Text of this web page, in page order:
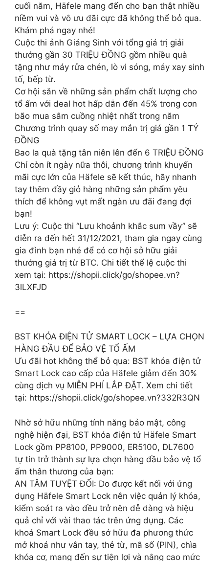
cuối năm, Häfele mang đến cho bạn thật nhiều
niềm vui và vô ưu đãi cực đã không thể bỏ qua.
Khám phá ngay nhé!
Cuộc thi ảnh Giáng Sinh với tổng giá trị giải
thưởng gần 30 TRIỆU ĐỒNG gồm nhiều quà
tặng như máy rửa chén, lò vi sóng, máy xay sinh
tố, bếp từ.
Cơ hội săn về những sản phẩm chất lượng cho
tổ ấm với deal hot hấp dẫn đến 45% trong cơn
bão mua sắm cuồng nhiệt nhất trong năm
Chương trình quay số may mắn trị giá gần 1 TỶ
ĐỒNG
Bao la quà tặng tân niên lên đến 6 TRIỆU ĐỒNG
Chỉ còn ít ngày nữa thôi, chương trình khuyến
mãi cực lớn của Häfele sẽ kết thúc, hãy nhanh
tay thêm đầy giỏ hàng những sản phẩm yêu
thích để không vụt mất ngàn ưu đãi đang đợi
bạn!
Lưu ý: Cuộc thi “Lưu khoảnh khắc sum vầy” sẽ
diễn ra đến hết 31/12/2021, tham gia ngay cùng
gia đình bạn nhé để có cơ hội sở hữu giải
thưởng giá trị từ BTC. Chi tiết thể lệ cuộc thi
xem tại: https://shopii.click/go/shopee.vn?
3lLXFJD
==
BST KHÓA ĐIỆN TỬ SMART LOCK – LỰA CHỌN
HÀNG ĐẦU ĐỂ BẢO VỆ TỔ ẤM
Ưu đãi hot không thể bỏ qua: BST khóa điện tử
Smart Lock cao cấp của Häfele giảm đến 30%
cùng dịch vụ MIỄN PHÍ LẮP ĐẶT. Xem chi tiết
tại: https://shopii.click/go/shopee.vn?332R3QN
Nhờ sở hữu những tính năng bảo mật, công
nghệ hiện đại, BST khóa điện tử Häfele Smart
Lock gồm PP8100, PP9000, ER5100, DL7600
tự tin trở thành sự lựa chọn hàng đầu bảo vệ tổ
ấm thân thương của bạn:
AN TÂM TUYỆT ĐỐI: Do được kết nối với ứng
dụng Häfele Smart Lock nên việc quản lý khóa,
kiểm soát ra vào đều trở nên dễ dàng và hiệu
quả chỉ với vài thao tác trên ứng dụng. Các
khoá Smart Lock đều sở hữu đa phương thức
mở khoá như vân tay, thẻ từ, mã số (PIN), chìa
khóa cơ, mang đến sự tiện lợi và nâng cao mức